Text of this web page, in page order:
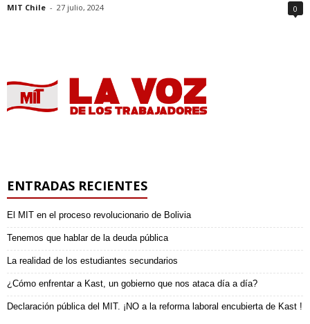
MIT Chile - 27 julio, 2024 0
ENTRADAS RECIENTES
El MIT en el proceso revolucionario de Bolivia
Tenemos que hablar de la deuda pública
La realidad de los estudiantes secundarios
¿Cómo enfrentar a Kast, un gobierno que nos ataca día a día?
Declaración pública del MIT. ¡NO a la reforma laboral encubierta de Kast !